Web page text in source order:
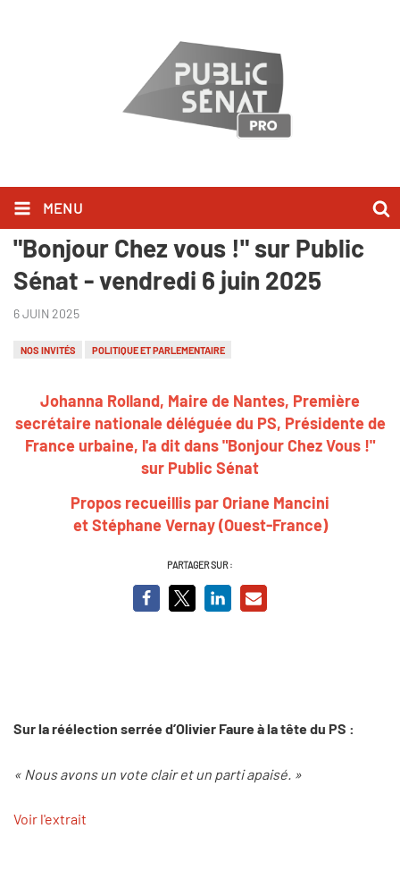
MENU
Johanna Rolland l'a dit dans
"Bonjour Chez vous !" sur Public
Sénat - vendredi 6 juin 2025
6 JUIN 2025
NOS INVITÉS POLITIQUE ET PARLEMENTAIRE
Johanna Rolland, Maire de Nantes, Première
secrétaire nationale déléguée du PS, Présidente de
France urbaine, l'a dit dans "Bonjour Chez Vous !"
sur Public Sénat
Propos recueillis par Oriane Mancini
etStéphane Vernay (Ouest-France)
PARTAGER SUR :
Sur la réélection serrée d’Olivier Faure à la tête du PS :
« Nous avons un vote clair et un parti apaisé. »
Voir l'extrait